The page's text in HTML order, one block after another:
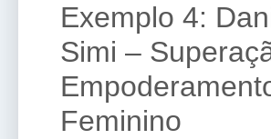
Exemplo 4:
Simi –
Feminino